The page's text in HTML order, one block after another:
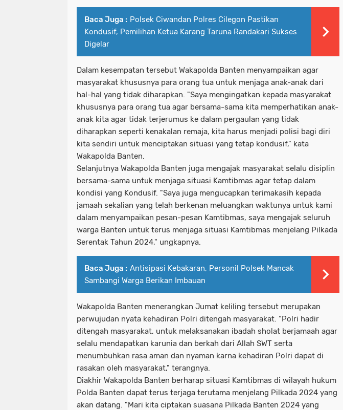
Baca Juga : Polsek Ciwandan Polres Cilegon Pastikan
Kondusif, Pemilihan Ketua Karang Taruna Randakari Sukses
Digelar
Dalam kesempatan tersebut Wakapolda Banten menyampaikan agar
masyarakat khususnya para orang tua untuk menjaga anak-anak dari
hal-hal yang tidak diharapkan. "Saya mengingatkan kepada masyarakat
khususnya para orang tua agar bersama-sama kita memperhatikan anak-
anak kita agar tidak terjerumus ke dalam pergaulan yang tidak
diharapkan seperti kenakalan remaja, kita harus menjadi polisi bagi diri
kita sendiri untuk menciptakan situasi yang tetap kondusif," kata
Wakapolda Banten.
Selanjutnya Wakapolda Banten juga mengajak masyarakat selalu disiplin
bersama-sama untuk menjaga situasi Kamtibmas agar tetap dalam
kondisi yang Kondusif. "Saya juga mengucapkan terimakasih kepada
jamaah sekalian yang telah berkenan meluangkan waktunya untuk kami
dalam menyampaikan pesan-pesan Kamtibmas, saya mengajak seluruh
warga Banten untuk terus menjaga situasi Kamtibmas menjelang Pilkada
Serentak Tahun 2024," ungkapnya.
Baca Juga : Antisipasi Kebakaran, Personil Polsek Mancak
Sambangi Warga Berikan Imbauan
Wakapolda Banten menerangkan Jumat keliling tersebut merupakan
perwujudan nyata kehadiran Polri ditengah masyarakat. “Polri hadir
ditengah masyarakat, untuk melaksanakan ibadah sholat berjamaah agar
selalu mendapatkan karunia dan berkah dari Allah SWT serta
menumbuhkan rasa aman dan nyaman karna kehadiran Polri dapat di
rasakan oleh masyarakat," terangnya.
Diakhir Wakapolda Banten berharap situasi Kamtibmas di wilayah hukum
Polda Banten dapat terus terjaga terutama menjelang Pilkada 2024 yang
akan datang. "Mari kita ciptakan suasana Pilkada Banten 2024 yang